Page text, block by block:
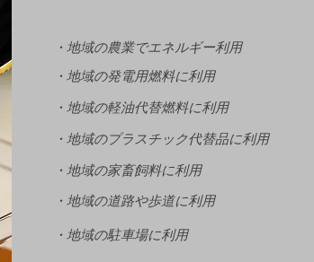
・地域の農業でエネルギー利用
・地域の発電用燃料に利用
・地域の軽油代替燃料に利用
・地域のプラスチック代替品に利用
・地域の家畜飼料に利用
・地域の道路や歩道に利用
・地域の駐車場に利用